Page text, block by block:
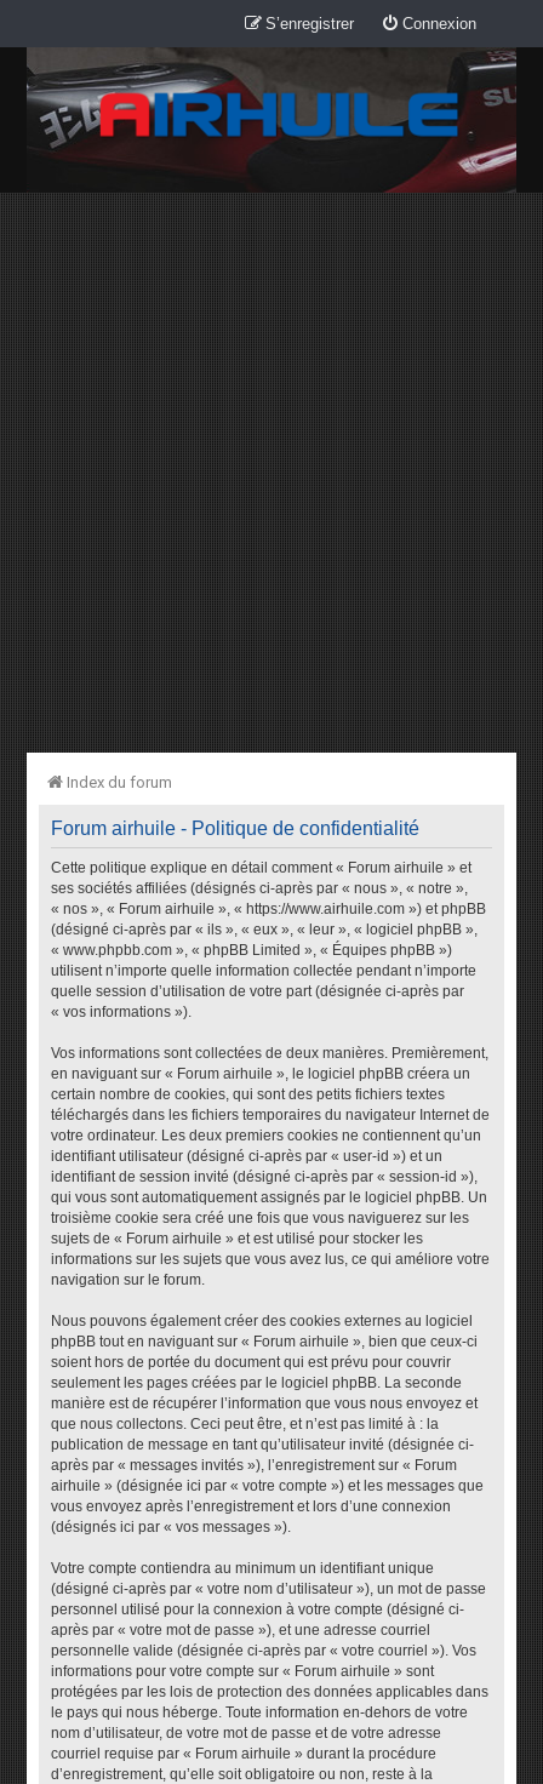
Connexion
S’enregistrer
Index du forum
Forum airhuile - Politique de confidentialité
Cette politique explique en détail comment « Forum airhuile » et
ses sociétés affiliées (désignés ci-après par « nous », « notre »,
« nos », « Forum airhuile », « https://www.airhuile.com ») et phpBB
(désigné ci-après par « ils », « eux », « leur », « logiciel phpBB »,
« www.phpbb.com », « phpBB Limited », « Équipes phpBB »)
utilisent n’importe quelle information collectée pendant n’importe
quelle session d’utilisation de votre part (désignée ci-après par
« vos informations »).
Vos informations sont collectées de deux manières. Premièrement,
en naviguant sur « Forum airhuile », le logiciel phpBB créera un
certain nombre de cookies, qui sont des petits fichiers textes
téléchargés dans les fichiers temporaires du navigateur Internet de
votre ordinateur. Les deux premiers cookies ne contiennent qu’un
identifiant utilisateur (désigné ci-après par « user-id ») et un
identifiant de session invité (désigné ci-après par « session-id »),
qui vous sont automatiquement assignés par le logiciel phpBB. Un
troisième cookie sera créé une fois que vous naviguerez sur les
sujets de « Forum airhuile » et est utilisé pour stocker les
informations sur les sujets que vous avez lus, ce qui améliore votre
navigation sur le forum.
Nous pouvons également créer des cookies externes au logiciel
phpBB tout en naviguant sur « Forum airhuile », bien que ceux-ci
soient hors de portée du document qui est prévu pour couvrir
seulement les pages créées par le logiciel phpBB. La seconde
manière est de récupérer l’information que vous nous envoyez et
que nous collectons. Ceci peut être, et n’est pas limité à : la
publication de message en tant qu’utilisateur invité (désignée ci-
après par « messages invités »), l’enregistrement sur « Forum
airhuile » (désignée ici par « votre compte ») et les messages que
vous envoyez après l’enregistrement et lors d’une connexion
(désignés ici par « vos messages »).
Votre compte contiendra au minimum un identifiant unique
(désigné ci-après par « votre nom d’utilisateur »), un mot de passe
personnel utilisé pour la connexion à votre compte (désigné ci-
après par « votre mot de passe »), et une adresse courriel
personnelle valide (désignée ci-après par « votre courriel »). Vos
informations pour votre compte sur « Forum airhuile » sont
protégées par les lois de protection des données applicables dans
le pays qui nous héberge. Toute information en-dehors de votre
nom d’utilisateur, de votre mot de passe et de votre adresse
courriel requise par « Forum airhuile » durant la procédure
d’enregistrement, qu’elle soit obligatoire ou non, reste à la